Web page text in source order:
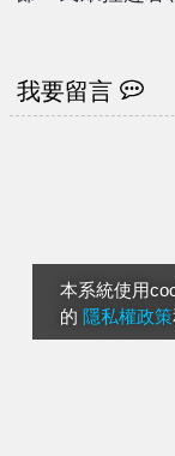
本系統使用
的 隱私權政策
我要留言